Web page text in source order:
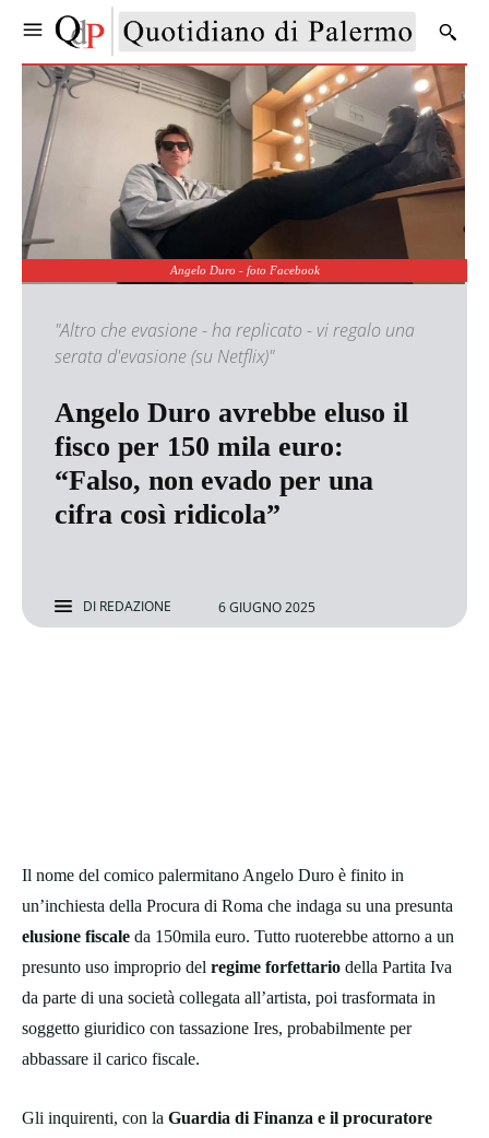
Angelo Duro - foto Facebook
"Altro che evasione - ha replicato - vi regalo una
serata d'evasione (su Netflix)"
Angelo Duro avrebbe eluso il
fisco per 150 mila euro:
“Falso, non evado per una
cifra così ridicola”
DI REDAZIONE 6 GIUGNO 2025
Il nome del comico palermitano Angelo Duro è finito in
un’inchiesta della Procura di Roma che indaga su una presunta
elusione fiscale da 150mila euro. Tutto ruoterebbe attorno a un
presunto uso improprio del regime forfettario della Partita Iva
da parte di una società collegata all’artista, poi trasformata in
soggetto giuridico con tassazione Ires, probabilmente per
abbassare il carico fiscale.
Gli inquirenti, con la Guardia di Finanza e il procuratore